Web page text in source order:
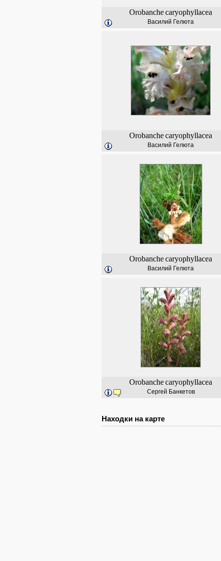
Orobanchecaryophyllacea
Василий Гелюта
Orobanchecaryophyllacea
Василий Гелюта
Orobanchecaryophyllacea
Василий Гелюта
Orobanchecaryophyllacea
Сергей Банкетов
Находки на карте